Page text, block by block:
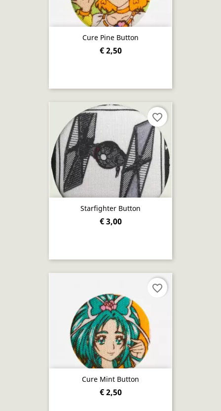
Cure Pine Button
€ 2,50
Starfighter Button
€ 3,00
favorite_border
Cure Mint Button
€ 2,50
favorite_border